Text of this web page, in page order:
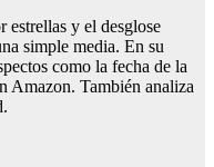
estrellas y el desglose
simple media. En su
como la fecha de la
Amazon. También analiza